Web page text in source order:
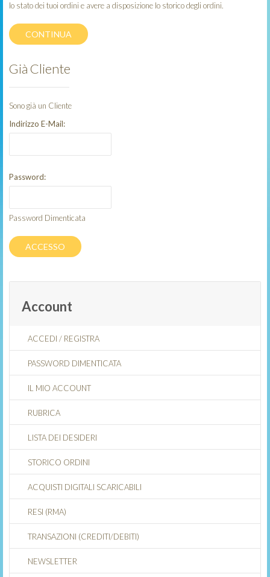
lo stato dei tuoi ordini e avere a disposizione lo storico degli ordini.
CONTINUA
Già Cliente
Sono già un Cliente
Indirizzo E-Mail:
Password:
Password Dimenticata
Account
ACCEDI / REGISTRA
PASSWORD DIMENTICATA
IL MIO ACCOUNT
RUBRICA
LISTA DEI DESIDERI
STORICO ORDINI
ACQUISTI DIGITALI SCARICABILI
RESI (RMA)
TRANSAZIONI (CREDITI/DEBITI)
NEWSLETTER